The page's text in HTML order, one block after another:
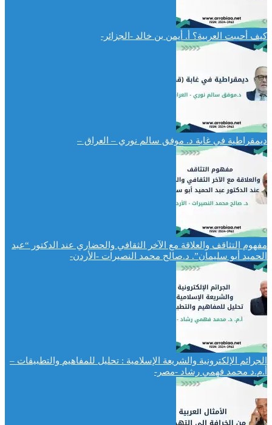
كيف أحببت العربية؟ أ. أيمن بن خالد -الجزائر-
ديمقراطية في غابة د. موفق سالم نوري – العراق –
مفهوم التثاقف والعلاقة مع الآخر الثقافي والحضاري عند الدكتور “عبد
الحميد أبو سليمان”. د.صالح محمد النصيرات -الأردن-
الجرائم الإلكترونية والشريعة الإسلامية : تحليل للمفاهيم والتطبيقات –
أ.م.د محمد فهمي رشاد -مصر-